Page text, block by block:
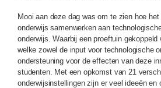
Mooi aan deze dag was om te zien hoe
onderwijs samenwerken aan
onderwijs. Waarbij een proeftuin gekoppeld
welke zowel de input voor technologische
ondersteuning voor de effecten van deze
studenten. Met een opkomst van 21
onderwijsinstellingen zijn er veel ideeën en